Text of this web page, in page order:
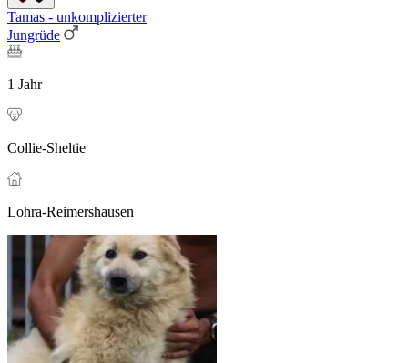
Tamas - unkomplizierter
Jungrüde
1 Jahr
Collie-Sheltie
Lohra-Reimershausen